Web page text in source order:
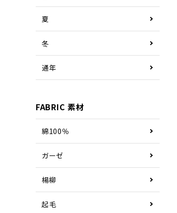
夏
冬
通年
FABRIC 素材
綿100％
ガーゼ
楊柳
起毛